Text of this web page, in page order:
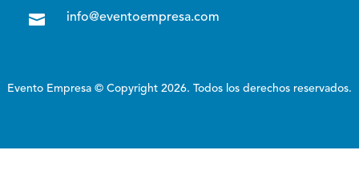
 info@eventoempresa.com
Evento Empresa © Copyright 2026. Todos los derechos reservados.